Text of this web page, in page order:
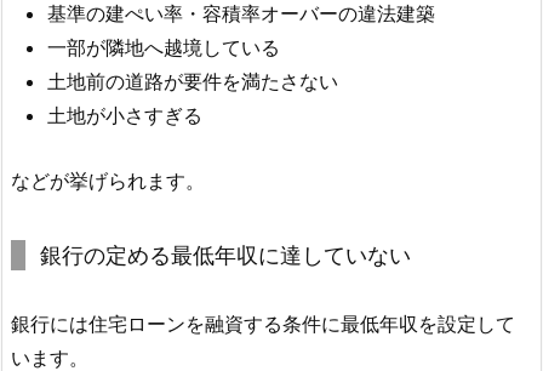
基準の建ぺい率・容積率オーバーの違法建築
一部が隣地へ越境している
土地前の道路が要件を満たさない
土地が小さすぎる
などが挙げられます。
銀行の定める最低年収に達していない
銀行には住宅ローンを融資する条件に最低年収を設定して
います。